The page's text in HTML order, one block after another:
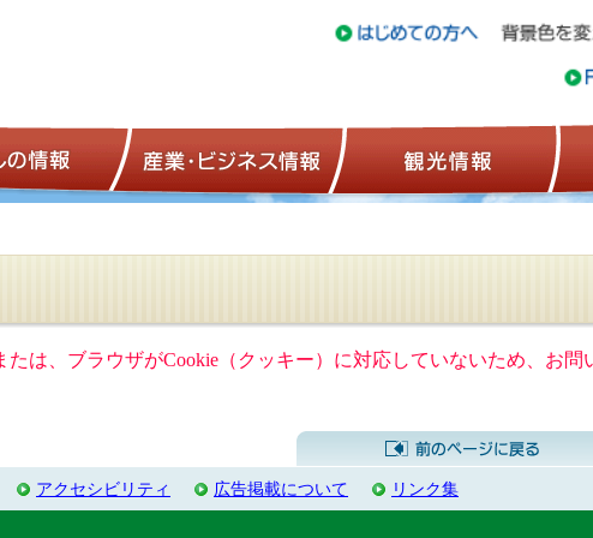
ジ くらしの情報 産業・ビジネス情報 観
は、ブラウザがCookie（クッキー）に対応していないため、お問
アクセシビリティ 広告掲載について リンク集